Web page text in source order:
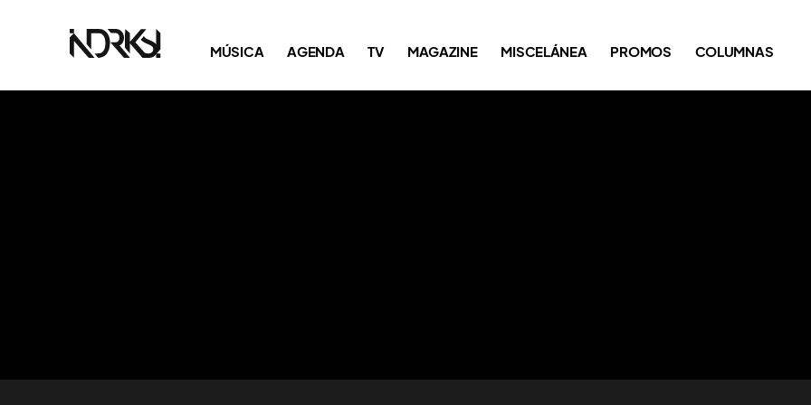
MÚSICA AGENDA TV MAGAZINE MISCELÁNEA PROMOS COLUMNAS